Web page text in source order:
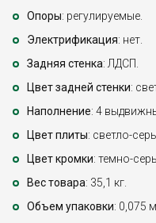
Опоры: регулируемые.
Электрификация: нет.
Задняя стенка: ЛДСП.
Цвет задней стенки:
Наполнение: 4
Цвет плиты: светло-
Цвет кромки: темно-
Вес товара: 35,1 кг.
Объем упаковки: 0,075 м